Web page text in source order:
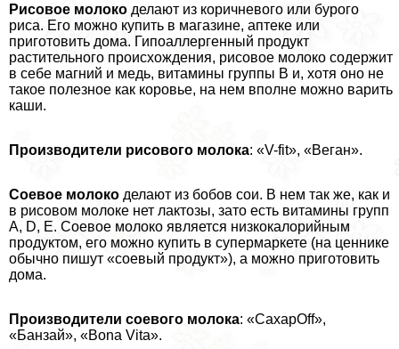
Рисовое молоко делают из коричневого или бурого
риса. Его можно купить в магазине, аптеке или
приготовить дома. Гипоаллергенный продукт
растительного происхождения, рисовое молоко содержит
в себе магний и медь, витамины группы В и, хотя оно не
такое полезное как коровье, на нем вполне можно варить
каши.
Производители рисового молока: «V-fit», «Веган».
Соевое молоко делают из бобов сои. В нем так же, как и
в рисовом молоке нет лактозы, зато есть витамины групп
A, D, E. Соевое молоко является низкокалорийным
продуктом, его можно купить в супермаркете (на ценнике
обычно пишут «соевый продукт»), а можно приготовить
дома.
Производители соевого молока: «СахарOff»,
«Банзай», «Bona Vita».